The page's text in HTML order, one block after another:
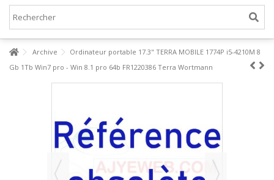
Archive
Ordinateur portable 17.3" TERRA MOBILE 1774P i5-4210M 8
Gb 1Tb Win7 pro - Win 8.1 pro 64b FR1220386 Terra Wortmann